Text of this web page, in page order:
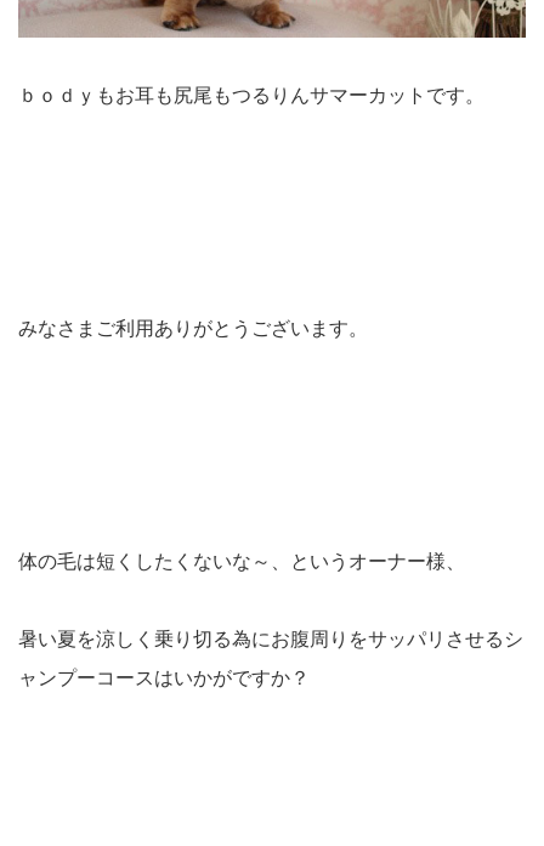
ｂｏｄｙもお耳も尻尾もつるりんサマーカットです。
みなさまご利用ありがとうございます。
体の毛は短くしたくないな～、というオーナー様、
暑い夏を涼しく乗り切る為にお腹周りをサッパリさせるシ
ャンプーコースはいかがですか？